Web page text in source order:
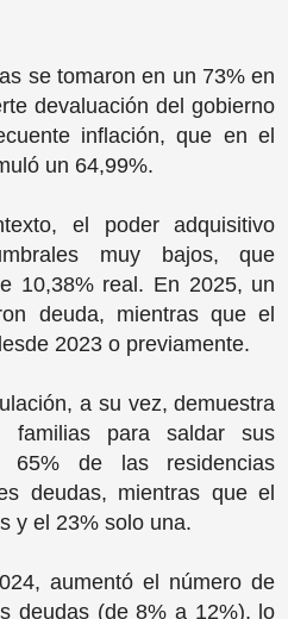
se tomaron en un 73% en
devaluación del gobierno
inflación, que en el
un 64,99%.
el poder adquisitivo
muy bajos, que
10,38% real. En 2025, un
deuda, mientras que el
2023 o previamente.
a su vez, demuestra
familias para saldar sus
65% de las residencias
deudas, mientras que el
y el 23% solo una.
aumentó el número de
deudas (de 8% a 12%), lo